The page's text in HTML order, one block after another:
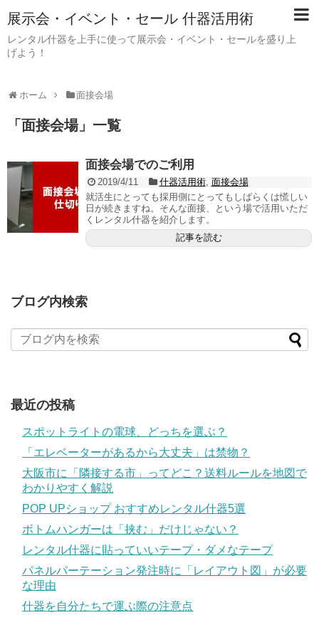
展示会・イベント・セール 什器活用術
レンタル什器を上手に使って展示会・イベント・セールを盛り上
げよう！
ホーム 面接会場
「 面接会場」 一覧
面接会場でのご利用
2019/4/11 什器活用術, 面接会場
就活生にとっても採用側にとってもしばらくは慌しい
日が続きますね。そんな面接、という場で活用いただ
くレンタル什器を紹介します。
記事を読む
ブログ内検索
最近の投稿
スポットライトの電球、どっちを選ぶ？
「エレベーターがあるから大丈夫」は禁物？
大阪市に「隣接する市」ってどこ？送料ルールを地図で
わかりやすく解説
POP UPショップ おすすめレンタル什器5選
ボトムハンガーは「挟む」だけじゃない？
レンタル什器に貼っていいテープ・ダメなテープ
パネルパーテーション発注時に「レイアウト図」が必要
な理由
什器を自分たちで運ぶ際の注意点